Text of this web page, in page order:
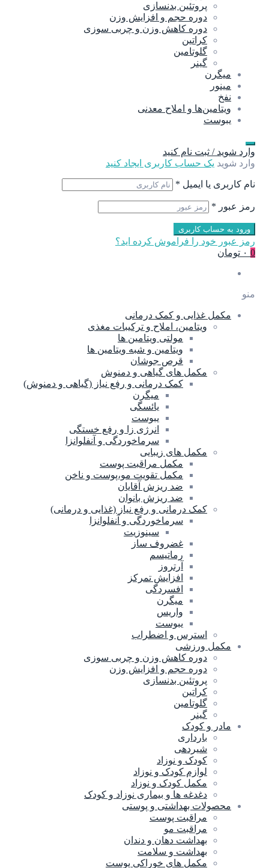
پروتئین بدنسازی
دوره حجم و افزایش وزن
دوره کاهش وزن و چربی سوزی
کراتین
گلوتامین
گینر
میگرن
مینور
نفخ
ویتامین‌ها و املاح معدنی
یبوست
وارد شوید / ثبت نام کنید
وارد شوید یک حساب کاربری ایجاد کنید
نام کاربری یا ایمیل *
رمز عبور *
ورود به حساب کاربری
رمز عبور خود را فراموش کرده اید؟
0 ۰ تومان
منو
مکمل غذایی و کمک درمانی
ویتامین، املاح و ترکیبات مغذی
مولتی ویتامین ها
ویتامین و شبه ویتامین ها
قرص جوشان
مکمل های گیاهی و دمنوش
کمک درمانی و رفع نیاز (گیاهی و دمنوش)
میگرن
یائسگی
یبوست
انرژی زا و رفع خستگی
سرماخوردگی و آنفلوانزا
مکمل های زیبایی
مکمل مراقبت پوست
مکمل تقویت مو،پوست و ناخن
ضد ریزش آقایان
ضد ریزش بانوان
کمک درمانی و رفع نیاز (غذایی و درمانی)
سرماخوردگی و آنفلوانزا
سینوزیت
غضروف ساز
رماتیسم
آرتروز
افزایش تمرکز
افسردگی
میگرن
واریس
یبوست
استرس و اضطراب
مکمل ورزشی
دوره کاهش وزن و چربی سوزی
دوره حجم و افزایش وزن
پروتئین بدنسازی
کراتین
گلوتامین
گینر
مادر و کودک
بارداری
شیردهی
کودک و نوزاد
لوازم کودک و نوزاد
مکمل کودک و نوزاد
دغدغه ها و بیماری نوزاد و کودک
محصولات بهداشتی و پوستی
مراقبت پوست
مراقبت مو
بهداشت دهان و دندان
بهداشت و سلامت
مکمل های خوراکی پوست